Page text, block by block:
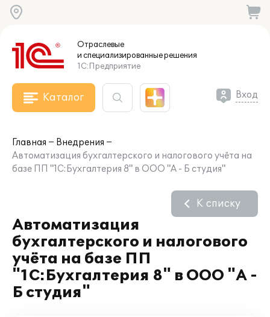
Отраслевые
и специализированныерешения
1С:Предприятие
Каталог Вход
Главная
Внедрения
Автоматизация бухгалтерского и налогового учёта на
базе ПП "1С:Бухгалтерия 8" в ООО "А - Б студия"
Автоматизация
бухгалтерского и налогового
учёта на базе ПП
"1С:Бухгалтерия 8" в ООО "А -
Б студия"
К списку